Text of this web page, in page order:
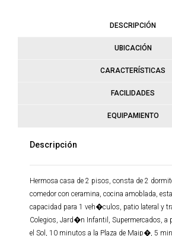
DESCRIPCIÓN
UBICACIÓN
CARACTERÍSTICAS
FACILIDADES
EQUIPAMIENTO
Descripción
Hermosa casa de 2 pisos, consta de 2
comedor con ceramina, cocina amoblada,
capacidad para 1 veh�culos, patio lateral y
Colegios, Jard�n Infantil, Supermercados, a
el Sol, 10 minutos a la Plaza de Maip�, 5